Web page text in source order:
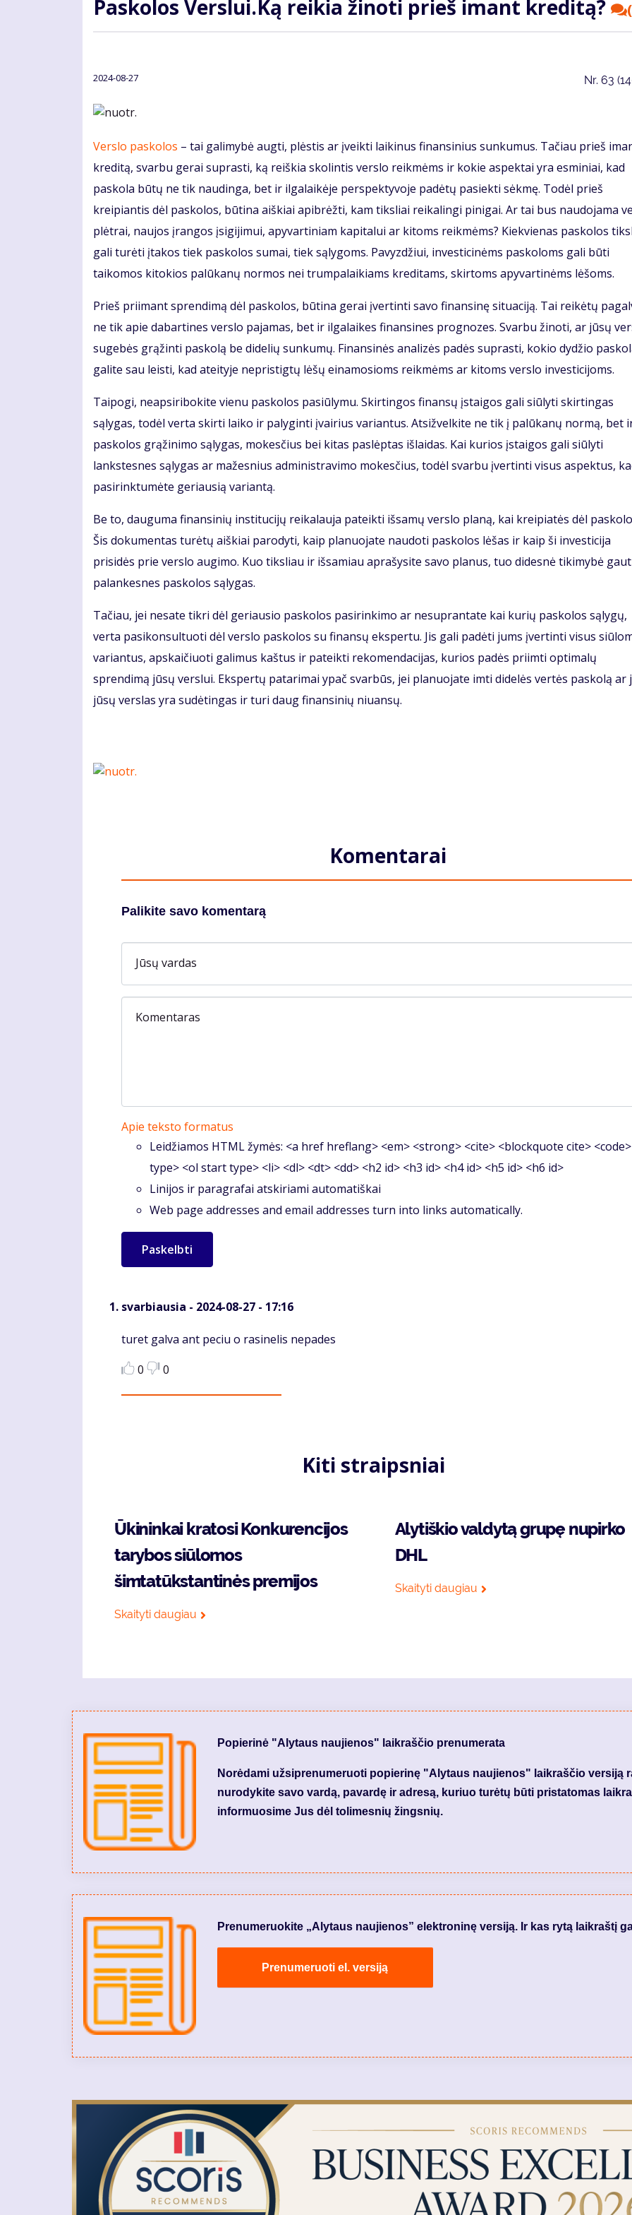
Paskolos Verslui.Ką reikia žinoti prieš imant kreditą?
2024-08-27 Nr. 63
Verslo paskolos – tai galimybė augti, plėstis ar įveikti laikinus finansinius sunkumus. Tačiau prieš
kreditą, svarbu gerai suprasti, ką reiškia skolintis verslo reikmėms ir kokie aspektai yra esminiai, kad
paskola būtų ne tik naudinga, bet ir ilgalaikėje perspektyvoje padėtų pasiekti sėkmę. Todėl prieš
kreipiantis dėl paskolos, būtina aiškiai apibrėžti, kam tiksliai reikalingi pinigai. Ar tai bus naudojama
plėtrai, naujos įrangos įsigijimui, apyvartiniam kapitalui ar kitoms reikmėms? Kiekvienas paskolos
gali turėti įtakos tiek paskolos sumai, tiek sąlygoms. Pavyzdžiui, investicinėms paskoloms gali būti
taikomos kitokios palūkanų normos nei trumpalaikiams kreditams, skirtoms apyvartinėms lėšoms.
Prieš priimant sprendimą dėl paskolos, būtina gerai įvertinti savo finansinę situaciją. Tai reikėtų
ne tik apie dabartines verslo pajamas, bet ir ilgalaikes finansines prognozes. Svarbu žinoti, ar jūsų
sugebės grąžinti paskolą be didelių sunkumų. Finansinės analizės padės suprasti, kokio dydžio
galite sau leisti, kad ateityje nepristigtų lėšų einamosioms reikmėms ar kitoms verslo investicijoms.
Taipogi, neapsiribokite vienu paskolos pasiūlymu. Skirtingos finansų įstaigos gali siūlyti skirtingas
sąlygas, todėl verta skirti laiko ir palyginti įvairius variantus. Atsižvelkite ne tik į palūkanų normą, bet
paskolos grąžinimo sąlygas, mokesčius bei kitas paslėptas išlaidas. Kai kurios įstaigos gali siūlyti
lankstesnes sąlygas ar mažesnius administravimo mokesčius, todėl svarbu įvertinti visus aspektus,
pasirinktumėte geriausią variantą.
Be to, dauguma finansinių institucijų reikalauja pateikti išsamų verslo planą, kai kreipiatės dėl
Šis dokumentas turėtų aiškiai parodyti, kaip planuojate naudoti paskolos lėšas ir kaip ši investicija
prisidės prie verslo augimo. Kuo tiksliau ir išsamiau aprašysite savo planus, tuo didesnė tikimybė
palankesnes paskolos sąlygas.
Tačiau, jei nesate tikri dėl geriausio paskolos pasirinkimo ar nesuprantate kai kurių paskolos sąlygų,
verta pasikonsultuoti dėl verslo paskolos su finansų ekspertu. Jis gali padėti jums įvertinti visus
variantus, apskaičiuoti galimus kaštus ir pateikti rekomendacijas, kurios padės priimti optimalų
sprendimą jūsų verslui. Ekspertų patarimai ypač svarbūs, jei planuojate imti didelės vertės paskolą ar
jūsų verslas yra sudėtingas ir turi daug finansinių niuansų.
Komentarai
Palikite savo komentarą
Jūsų vardas
Komentaras
Apie teksto formatus
Leidžiamos HTML žymės: <a href hreflang> <em> <strong> <cite> <blockquote cite>
type> <ol start type> <li> <dl> <dt> <dd> <h2 id> <h3 id> <h4 id> <h5 id> <h6 id>
Linijos ir paragrafai atskiriami automatiškai
Web page addresses and email addresses turn into links automatically.
svarbiausia - 2024-08-27 - 17:16
Komentaras
turet galva ant peciu o rasinelis nepades
0
0
Kiti straipsniai
Ūkininkai kratosi Konkurencijos
tarybos siūlomos
šimtatūkstantinės premijos
Skaityti daugiau
Alytiškio valdytą grupę nupirko
DHL
Skaityti daugiau
Popierinė "Alytaus naujienos" laikraščio prenumerata
Norėdami užsiprenumeruoti popierinę "Alytaus naujienos" laikraščio versiją
nurodykite savo vardą, pavardę ir adresą, kuriuo turėtų būti pristatomas
informuosime Jus dėl tolimesnių žingsnių.
Prenumeruokite „Alytaus naujienos” elektroninę versiją. Ir kas rytą laikraštį
Prenumeruoti el. versiją